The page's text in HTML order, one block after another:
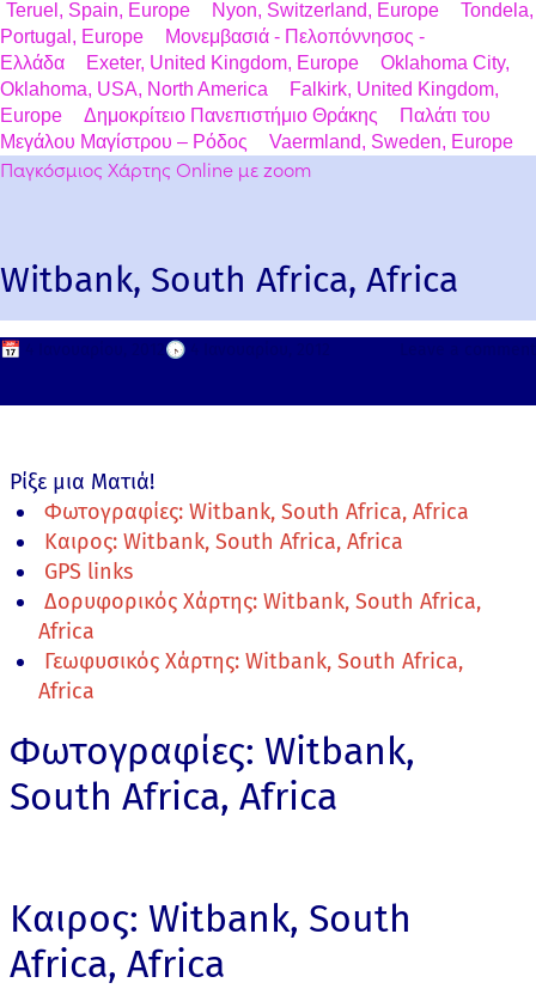
Teruel, Spain, Europe Nyon, Switzerland, Europe
Tondela,
Portugal, Europe
Μονεμβασιά - Πελοπόννησος -
Ελλάδα
Exeter, United Kingdom, Europe
Oklahoma City,
Oklahoma, USA, North America
Falkirk, United Kingdom,
Europe
Δημοκρίτειο Πανεπιστήμιο Θράκης
Παλάτι του
Μεγάλου Μαγίστρου – Ρόδος
Vaermland, Sweden, Europe
Παγκόσμιος Χάρτης Online με zoom
Witbank, South Africa, Africa
📅 🕟
Ρίξε μια Ματιά!
Φωτογραφίες: Witbank, South Africa, Africa
Καιρος: Witbank, South Africa, Africa
GPS links
Δορυφορικός Χάρτης: Witbank, South Africa,
Africa
Γεωφυσικός Χάρτης: Witbank, South Africa,
Africa
Φωτογραφίες: Witbank,
South Africa, Africa
Καιρος: Witbank, South
Africa, Africa